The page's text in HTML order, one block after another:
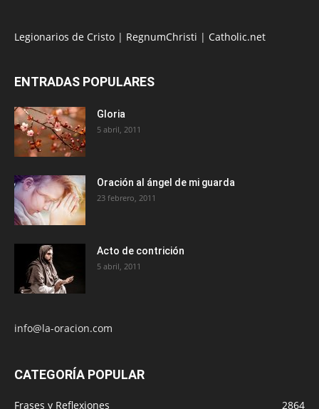
Legionarios de Cristo | RegnumChristi | Catholic.net
ENTRADAS POPULARES
Gloria
5 abril, 2011
Oración al ángel de mi guarda
23 febrero, 2011
Acto de contrición
5 abril, 2011
info@la-oracion.com
CATEGORÍA POPULAR
Frases y Reflexiones
2864